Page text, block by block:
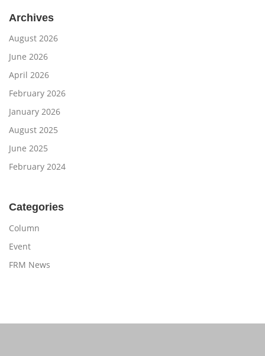
Archives
August 2026
June 2026
April 2026
February 2026
January 2026
August 2025
June 2025
February 2024
Categories
Column
Event
FRM News